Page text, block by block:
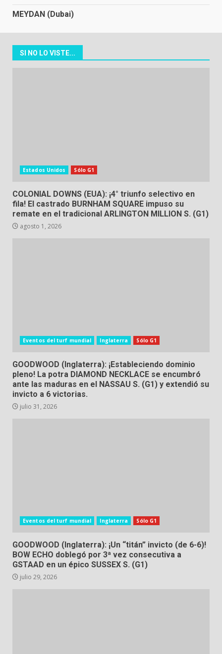
MEYDAN (Dubai)
SI NO LO VISTE...
Estados Unidos Sólo G1
COLONIAL DOWNS (EUA): ¡4° triunfo selectivo en
fila! El castrado BURNHAM SQUARE impuso su
remate en el tradicional ARLINGTON MILLION S. (G1)
agosto 1, 2026
Eventos del turf mundial Inglaterra Sólo G1
GOODWOOD (Inglaterra): ¡Estableciendo dominio
pleno! La potra DIAMOND NECKLACE se encumbró
ante las maduras en el NASSAU S. (G1) y extendió su
invicto a 6 victorias.
julio 31, 2026
Eventos del turf mundial Inglaterra Sólo G1
GOODWOOD (Inglaterra): ¡Un “titán” invicto (de 6-6)!
BOW ECHO doblegó por 3ª vez consecutiva a
GSTAAD en un épico SUSSEX S. (G1)
julio 29, 2026